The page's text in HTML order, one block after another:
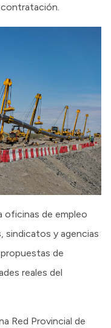
oficinas de empleo
sindicatos y agencias
de
reales del
Red Provincial de